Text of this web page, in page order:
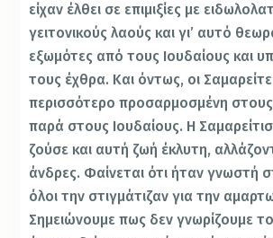
είχαν έλθει σε επιμιξίες με
γειτονικούς λαούς και γι’ αυτό
εξωμότες από τους Ιουδαίους και
τους έχθρα. Και όντως, οι
περισσότερο προσαρμοσμένη στους
παρά στους Ιουδαίους. Η
ζούσε και αυτή ζωή έκλυτη,
άνδρες. Φαίνεται ότι ήταν γνωστή
όλοι την στιγμάτιζαν για την
Σημειώνουμε πως δεν γνωρίζουμε